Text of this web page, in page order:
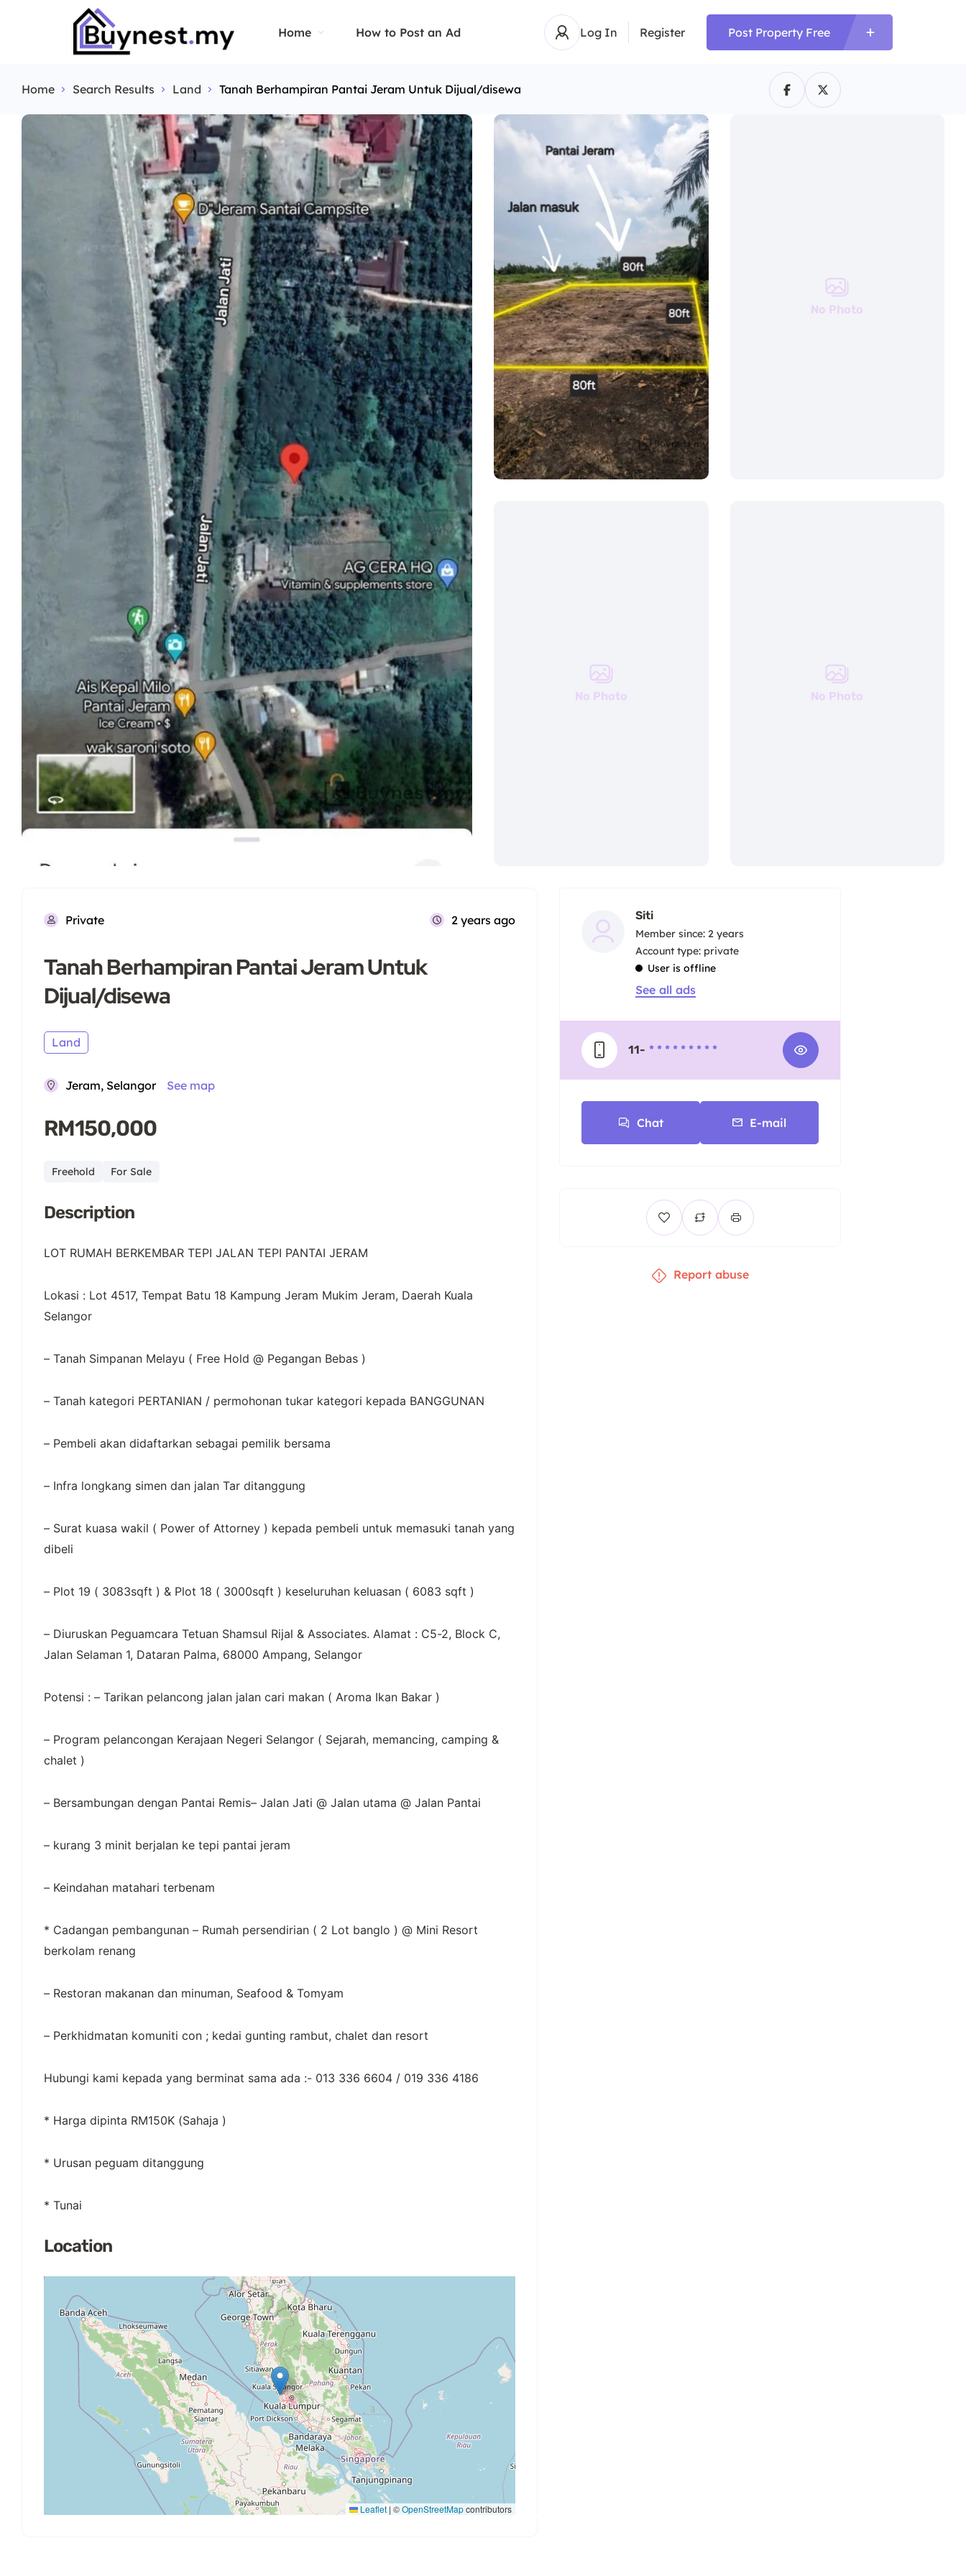
Home How to Post an Ad Log In Register Post Property Free
Home Search Results Land Tanah Berhampiran Pantai Jeram Untuk Dijual/disewa
No Photo
No Photo No Photo
Private 2 years ago
Tanah Berhampiran Pantai Jeram Untuk
Dijual/disewa
Land
Jeram, Selangor See map
RM150,000
Freehold For Sale
Description
LOT RUMAH BERKEMBAR TEPI JALAN TEPI PANTAI JERAM
Lokasi : Lot 4517, Tempat Batu 18 Kampung Jeram Mukim Jeram, Daerah Kuala
Selangor
– Tanah Simpanan Melayu ( Free Hold @ Pegangan Bebas )
– Tanah kategori PERTANIAN / permohonan tukar kategori kepada BANGGUNAN
– Pembeli akan didaftarkan sebagai pemilik bersama
– Infra longkang simen dan jalan Tar ditanggung
– Surat kuasa wakil ( Power of Attorney ) kepada pembeli untuk memasuki tanah yang
dibeli
– Plot 19 ( 3083sqft ) & Plot 18 ( 3000sqft ) keseluruhan keluasan ( 6083 sqft )
– Diuruskan Peguamcara Tetuan Shamsul Rijal & Associates. Alamat : C5-2, Block C,
Jalan Selaman 1, Dataran Palma, 68000 Ampang, Selangor
Potensi : – Tarikan pelancong jalan jalan cari makan ( Aroma Ikan Bakar )
– Program pelancongan Kerajaan Negeri Selangor ( Sejarah, memancing, camping &
chalet )
– Bersambungan dengan Pantai Remis– Jalan Jati @ Jalan utama @ Jalan Pantai
– kurang 3 minit berjalan ke tepi pantai jeram
– Keindahan matahari terbenam
* Cadangan pembangunan – Rumah persendirian ( 2 Lot banglo ) @ Mini Resort
berkolam renang
– Restoran makanan dan minuman, Seafood & Tomyam
– Perkhidmatan komuniti con ; kedai gunting rambut, chalet dan resort
Hubungi kami kepada yang berminat sama ada :- 013 336 6604 / 019 336 4186
* Harga dipinta RM150K (Sahaja )
* Urusan peguam ditanggung
* Tunai
Location
Leaflet | ©OpenStreetMapcontributors
Siti
Member since: 2 years
account type: private
User is offline
See all ads
11- * * * * * * * * *
Chat E-mail
Report abuse